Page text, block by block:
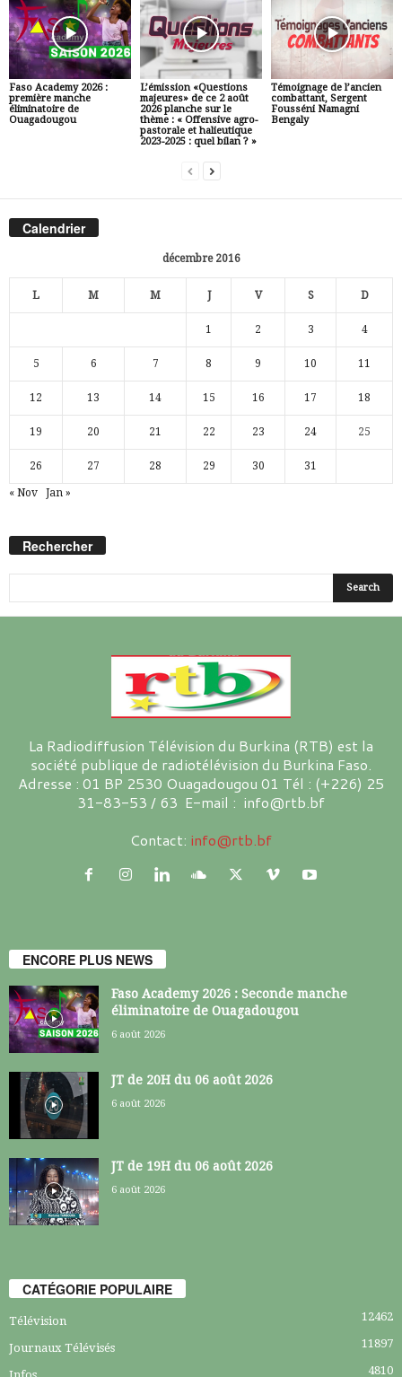
Faso Academy 2026 :
première manche
éliminatoire de
Ouagadougou
L’émission «Questions
majeures» de ce 2 août
2026 planche sur le
thème : « Offensive agro-
pastorale et halieutique
2023-2025 : quel bilan ? »
Témoignage de l’ancien
combattant, Sergent
Fousséni Namagni
Bengaly
Calendrier
décembre 2016
L M M J V S D
1 2 3 4
5 6 7 8 9 10 11
12 13 14 15 16 17 18
19 20 21 22 23 24 25
26 27 28 29 30 31
« Nov Jan »
Rechercher
La Radiodiffusion Télévision du Burkina (RTB) est la
société publique de radiotélévision du Burkina Faso.
Adresse : 01 BP 2530 Ouagadougou 01 Tél : (+226) 25
31-83-53 / 63 E-mail : info@rtb.bf
Contact: info@rtb.bf
ENCORE PLUS NEWS
Faso Academy 2026 : Seconde manche
éliminatoire de Ouagadougou
6 août 2026
JT de 20H du 06 août 2026
6 août 2026
JT de 19H du 06 août 2026
6 août 2026
CATÉGORIE POPULAIRE
Télévision 12462
Journaux Télévisés 11897
4810